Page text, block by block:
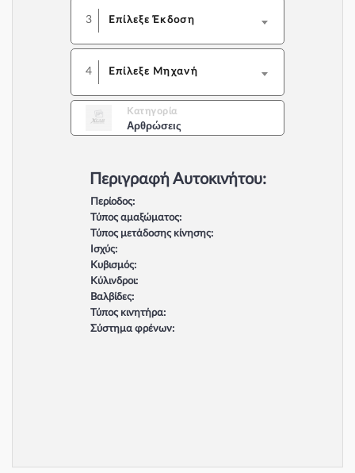
3 Επίλεξε Έκδοση
4 Επίλεξε Μηχανή
Κατηγορία
Αρθρώσεις
Περιγραφή Αυτοκινήτου:
Περίοδος:
Τύπος αμαξώματος:
Τύπος μετάδοσης κίνησης:
Ισχύς:
Κυβισμός:
Κύλινδροι:
Βαλβίδες:
Τύπος κινητήρα:
Σύστημα φρένων: